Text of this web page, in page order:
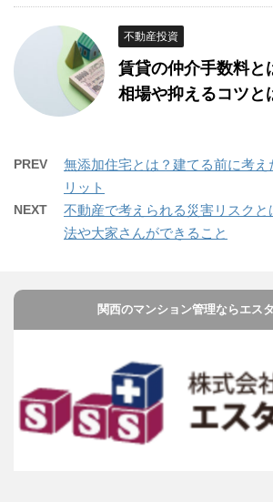
不動産投資
賃貸の仲介手数料と
相場や抑えるコツと
PREV
無添加住宅とは？建てる前に考え
リット
NEXT
不動産で考えられる災害リスク
法や大家さんができること
関西のマンション管理ならエス